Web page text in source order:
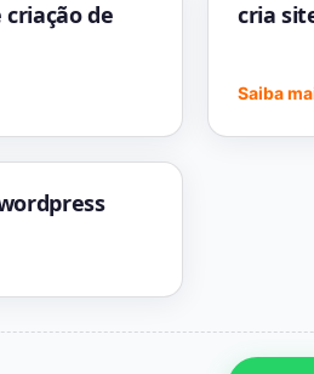
de
cria
Saiba